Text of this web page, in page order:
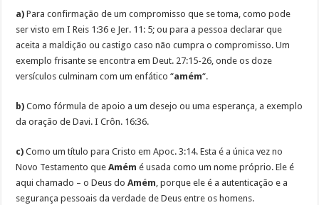
a)Para confirmação de um compromisso que se toma, como pode
ser visto em I Reis 1:36 e Jer. 11: 5; ou para a pessoa declarar que
aceita a maldição ou castigo caso não cumpra o compromisso. Um
exemplo frisante se encontra em Deut. 27:15-26, onde os doze
versículos culminam com um enfático “amém“.
b)Como fórmula de apoio a um desejo ou uma esperança, a exemplo
da oração de Davi. I Crôn. 16:36.
c)Como um título para Cristo em Apoc. 3:14. Esta é a única vez no
Novo Testamento queAmém é usada como um nome próprio. Ele é
aqui chamado – o Deus doAmém, porque ele é a autenticação e a
segurança pessoais da verdade de Deus entre os homens.